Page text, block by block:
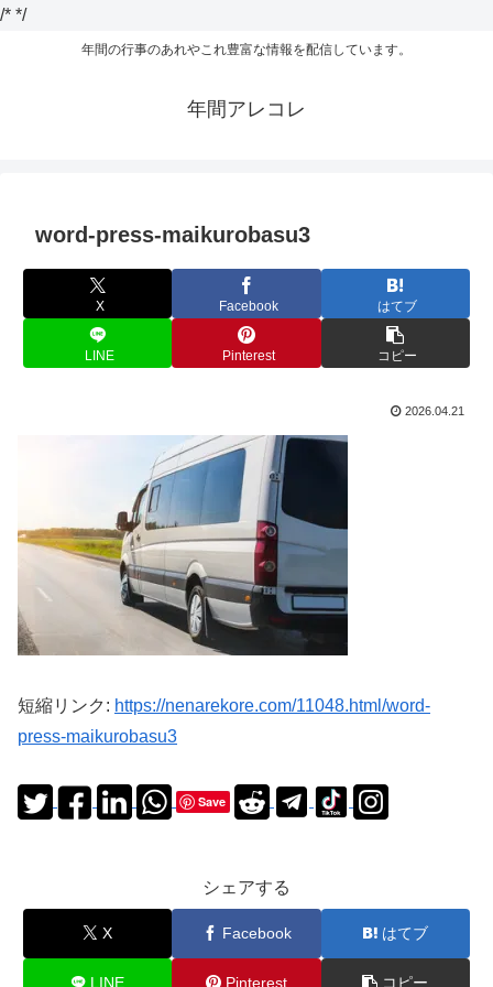
/* */
年間の行事のあれやこれ豊富な情報を配信しています。
年間アレコレ
word-press-maikurobasu3
X Facebook はてブ
LINE Pinterest コピー
2026.04.21
短縮リンク: https://nenarekore.com/11048.html/word-
press-maikurobasu3
Save
シェアする
X Facebook はてブ
LINE Pinterest コピー